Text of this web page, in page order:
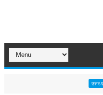
उत्तर-प्रदेश